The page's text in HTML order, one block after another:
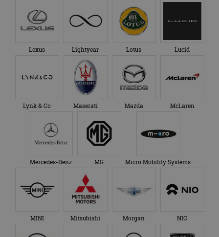
Lexus Lightyear Lotus Lucid
Lynk & Co Maserati Mazda McLaren
Mercedes-Benz MG Micro Mobility Systems
MINI Mitsubishi Morgan NIO